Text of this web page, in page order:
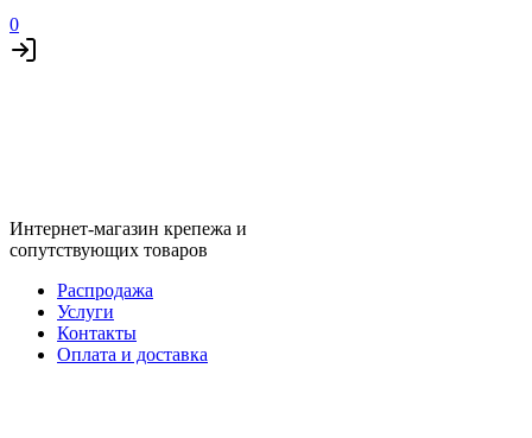
0
Интернет-магазин крепежа и
сопутствующих товаров
Распродажа
Услуги
Контакты
Оплата и доставка